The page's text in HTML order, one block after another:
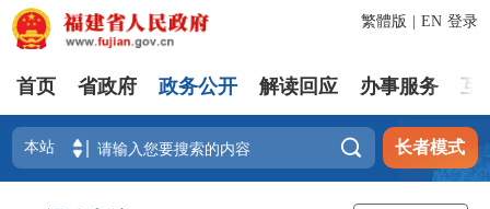
登录
繁體版 EN
首页 省政府 政务公开 解读回应 办事服务 互
 长者模式